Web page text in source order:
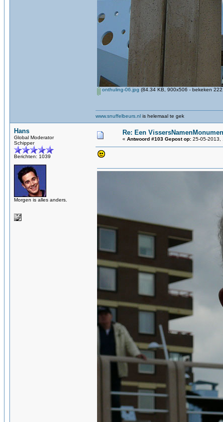
onthuling-06.jpg (84.34 KB, 900x506 - bekeken
www.snuffelbeurs.nl is helemaal te gek
Hans
Global Moderator
Schipper
Berichten: 1039
Morgen is alles anders.
Re: Een
« Antwoord #103 Gepost op: 25-05-2013,